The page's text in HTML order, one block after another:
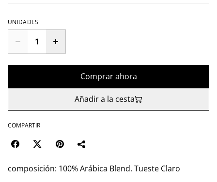
UNIDADES
Comprar ahora
Añadir a la cesta
COMPARTIR
composición: 100% Arábica Blend. Tueste Сlaro